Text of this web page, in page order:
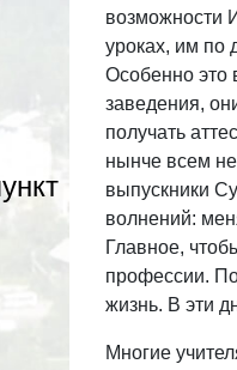
возможности
уроках, им по
Особенно это
заведения,
получать
нынче всем
выпускники
волнений:
Главное,
профессии.
жизнь. В эти
Многие